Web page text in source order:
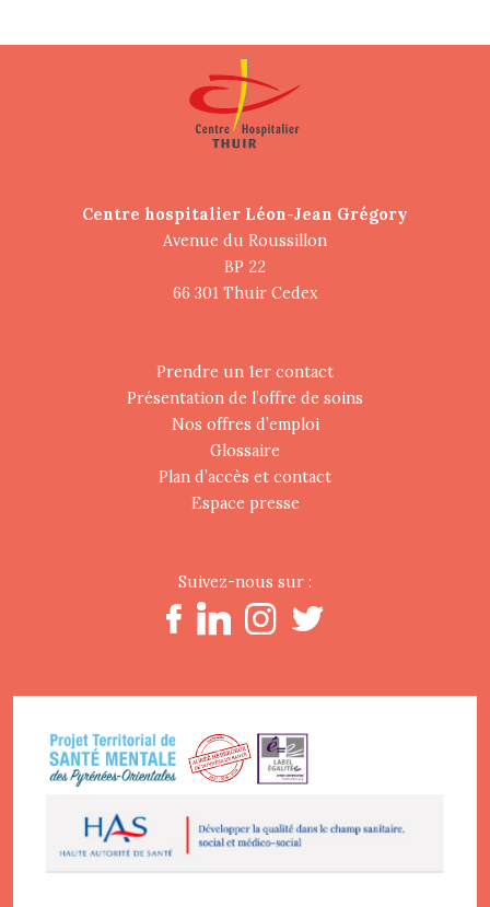
Centre hospitalier Léon-Jean Grégory
Avenue du Roussillon
BP 22
66 301 Thuir Cedex
Prendre un 1er contact
Présentation de l’offre de soins
Nos offres d’emploi
Glossaire
Plan d’accès et contact
Espace presse
Suivez-nous sur :